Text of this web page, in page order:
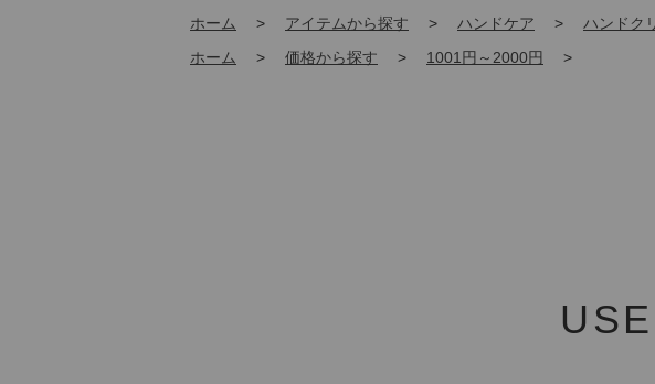
ホーム
> アイテムから探す > ハンドケア > ハンドク
ホーム
> 価格から探す > 1001円～2000円 >